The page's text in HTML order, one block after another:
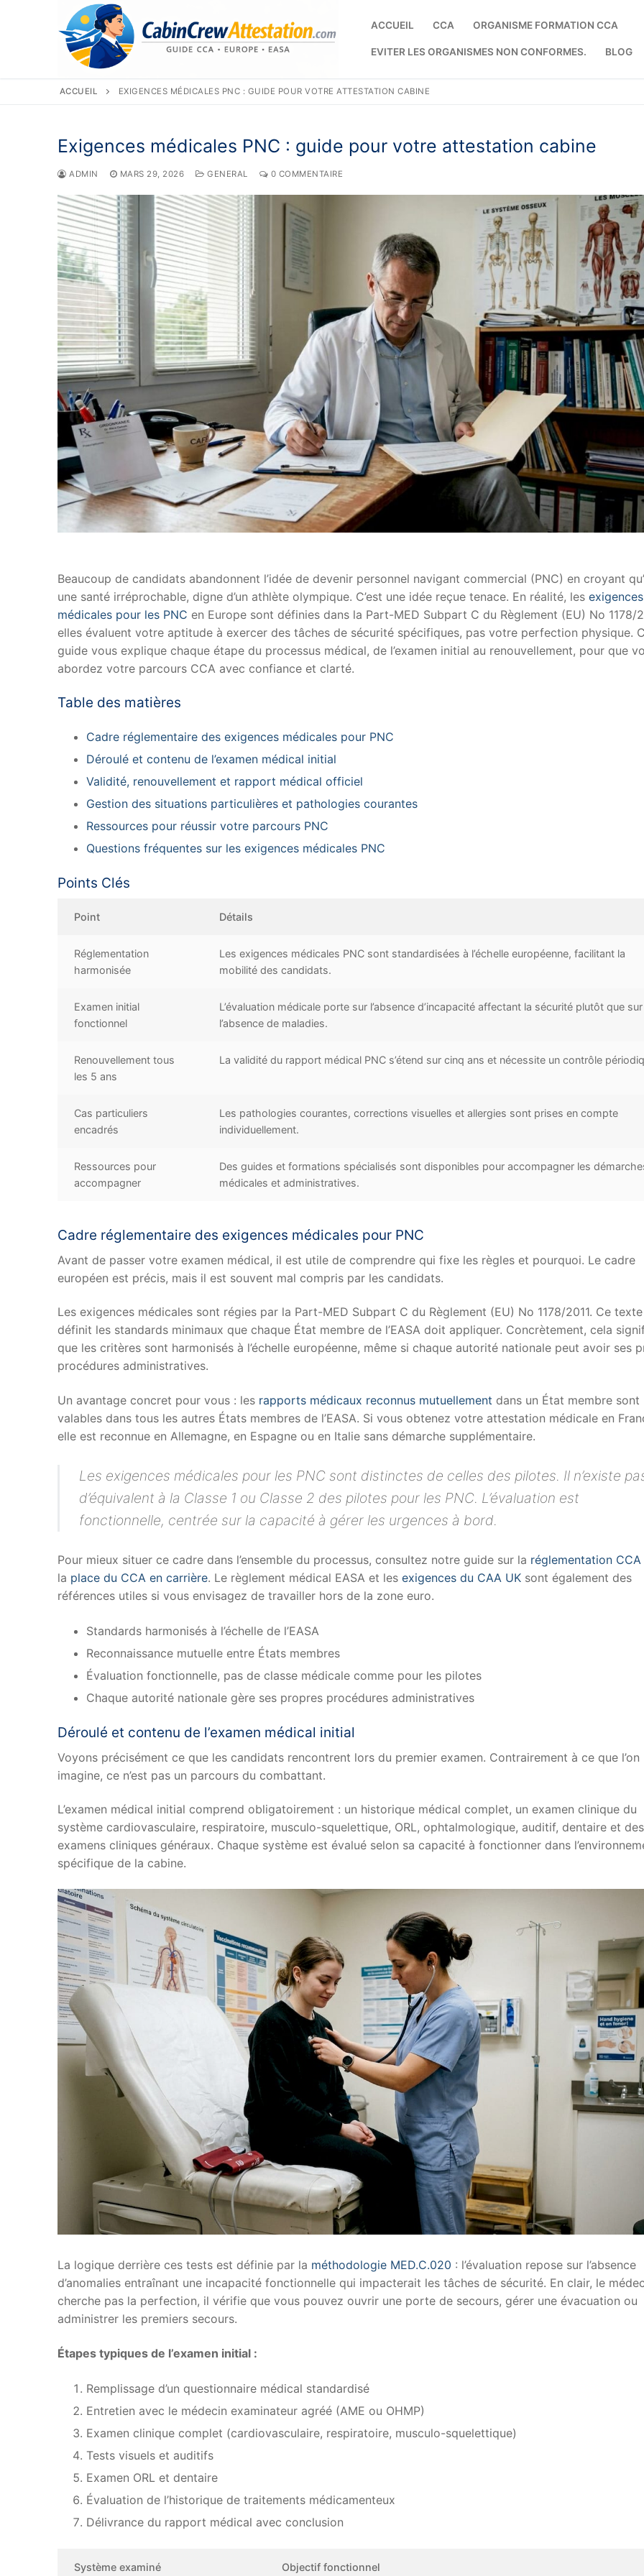
ACCUEIL CCA ORGANISME FORMATION CCA
EVITER LES ORGANISMES NON CONFORMES. BLOG
ACCUEIL EXIGENCES MÉDICALES PNC : GUIDE POUR VOTRE ATTESTATION CABINE
Exigences médicales PNC : guide pour votre attestation cabine
ADMIN MARS 29, 2026 GENERAL 0 COMMENTAIRE
Beaucoup de candidats abandonnent l’idée de devenir personnel navigant commercial (PNC) en croyant
une santé irréprochable, digne d’un athlète olympique. C’est une idée reçue tenace. En réalité, les exigences
médicales pour les PNC en Europe sont définies dans la Part-MED Subpart C du Règlement (EU) No 1178/
elles évaluent votre aptitude à exercer des tâches de sécurité spécifiques, pas votre perfection physique.
guide vous explique chaque étape du processus médical, de l’examen initial au renouvellement, pour que
abordez votre parcours CCA avec confiance et clarté.
Table des matières
Cadre réglementaire des exigences médicales pour PNC
Déroulé et contenu de l’examen médical initial
Validité, renouvellement et rapport médical officiel
Gestion des situations particulières et pathologies courantes
Ressources pour réussir votre parcours PNC
Questions fréquentes sur les exigences médicales PNC
Points Clés
Point Détails
Réglementation
harmonisée
Les exigences médicales PNC sont standardisées à l’échelle européenne, facilitant la
mobilité des candidats.
Examen initial
fonctionnel
L’évaluation médicale porte sur l’absence d’incapacité affectant la sécurité plutôt que sur
l’absence de maladies.
Renouvellement tous
les 5 ans
La validité du rapport médical PNC s’étend sur cinq ans et nécessite un contrôle
Cas particuliers
encadrés
Les pathologies courantes, corrections visuelles et allergies sont prises en compte
individuellement.
Ressources pour
accompagner
Des guides et formations spécialisés sont disponibles pour accompagner les
médicales et administratives.
Cadre réglementaire des exigences médicales pour PNC
Avant de passer votre examen médical, il est utile de comprendre qui fixe les règles et pourquoi. Le cadre
européen est précis, mais il est souvent mal compris par les candidats.
Les exigences médicales sont régies par la Part-MED Subpart C du Règlement (EU) No 1178/2011. Ce texte
définit les standards minimaux que chaque État membre de l’EASA doit appliquer. Concrètement, cela
que les critères sont harmonisés à l’échelle européenne, même si chaque autorité nationale peut avoir ses
procédures administratives.
Un avantage concret pour vous : les rapports médicaux reconnus mutuellement dans un État membre sont
valables dans tous les autres États membres de l’EASA. Si vous obtenez votre attestation médicale en
elle est reconnue en Allemagne, en Espagne ou en Italie sans démarche supplémentaire.
Les exigences médicales pour les PNC sont distinctes de celles des pilotes. Il n’existe
d’équivalent à la Classe 1 ou Classe 2 des pilotes pour les PNC. L’évaluation est
fonctionnelle, centrée sur la capacité à gérer les urgences à bord.
Pour mieux situer ce cadre dans l’ensemble du processus, consultez notre guide sur la réglementation CCA
la place du CCA en carrière. Le règlement médical EASA et les exigences du CAA UK sont également des
références utiles si vous envisagez de travailler hors de la zone euro.
Standards harmonisés à l’échelle de l’EASA
Reconnaissance mutuelle entre États membres
Évaluation fonctionnelle, pas de classe médicale comme pour les pilotes
Chaque autorité nationale gère ses propres procédures administratives
Déroulé et contenu de l’examen médical initial
Voyons précisément ce que les candidats rencontrent lors du premier examen. Contrairement à ce que l’on
imagine, ce n’est pas un parcours du combattant.
L’examen médical initial comprend obligatoirement : un historique médical complet, un examen clinique du
système cardiovasculaire, respiratoire, musculo-squelettique, ORL, ophtalmologique, auditif, dentaire et des
examens cliniques généraux. Chaque système est évalué selon sa capacité à fonctionner dans
spécifique de la cabine.
La logique derrière ces tests est définie par la méthodologie MED.C.020 : l’évaluation repose sur l’absence
d’anomalies entraînant une incapacité fonctionnelle qui impacterait les tâches de sécurité. En clair, le
cherche pas la perfection, il vérifie que vous pouvez ouvrir une porte de secours, gérer une évacuation ou
administrer les premiers secours.
Étapes typiques de l’examen initial :
Remplissage d’un questionnaire médical standardisé
Entretien avec le médecin examinateur agréé (AME ou OHMP)
Examen clinique complet (cardiovasculaire, respiratoire, musculo-squelettique)
Tests visuels et auditifs
Examen ORL et dentaire
Évaluation de l’historique de traitements médicamenteux
Délivrance du rapport médical avec conclusion
Système examiné Objectif fonctionnel